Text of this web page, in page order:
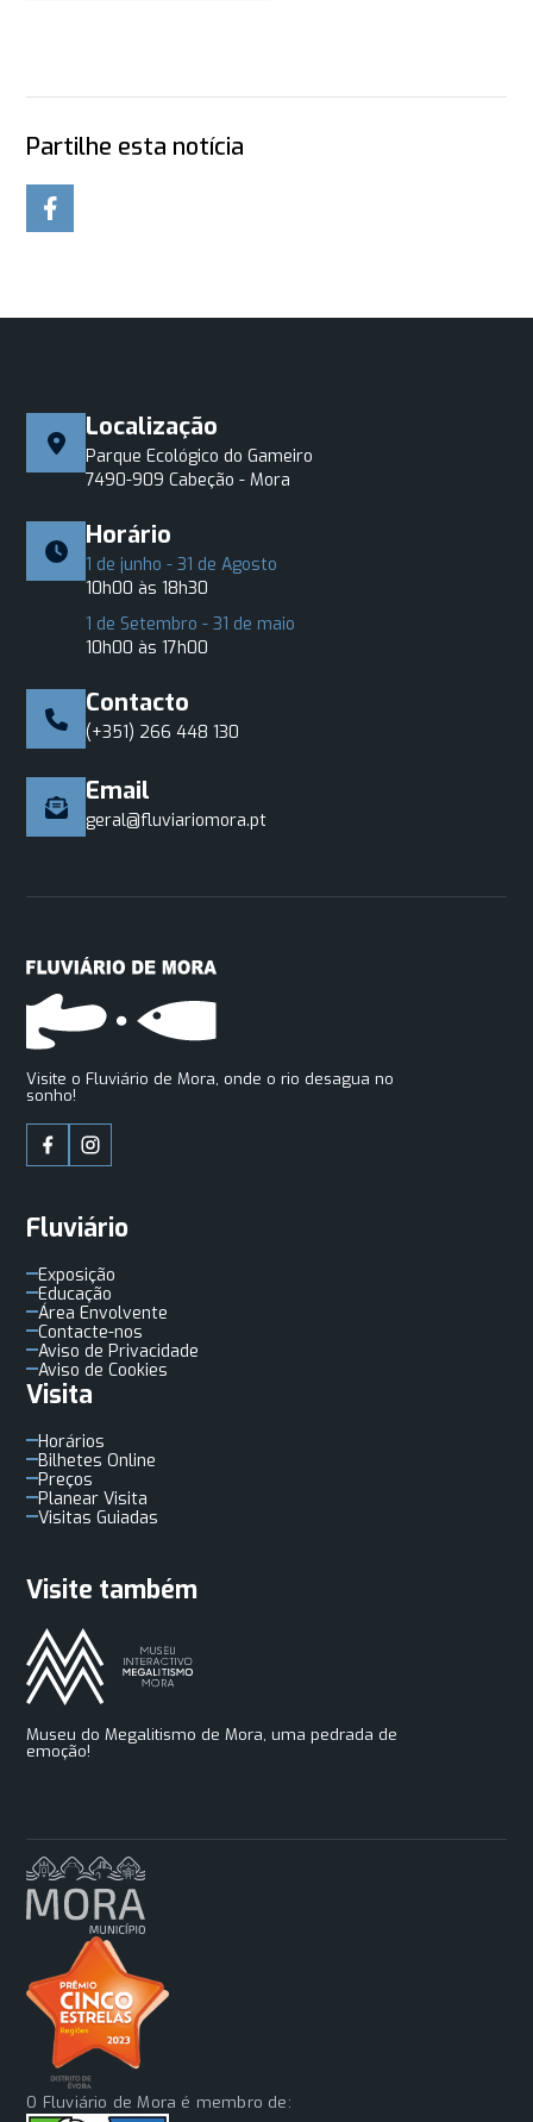
Partilhe esta notícia
Localização
Parque Ecológico do Gameiro
7490-909 Cabeção - Mora
Horário
1 de junho - 31 de Agosto
10h00 às 18h30
1 de Setembro - 31 de maio
10h00 às 17h00
Contacto
(+351) 266 448 130
Email
geral@fluviariomora.pt
Visite o Fluviário de Mora, onde o rio desagua no
sonho!
Fluviário
Exposição
Educação
Área Envolvente
Contacte-nos
Aviso de Privacidade
Aviso de Cookies
Visita
Horários
Bilhetes Online
Preços
Planear Visita
Visitas Guiadas
Visite também
Museu do Megalitismo de Mora, uma pedrada de
emoção!
O Fluviário de Mora é membro de: